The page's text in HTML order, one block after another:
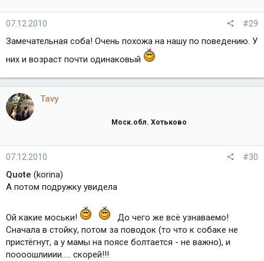
07.12.2010 #29
Замечательная соба! Очень похожа на нашу по поведению. У
них и возраст почти одинаковый
Tavy
Моск.обл. Хотьково
07.12.2010 #30
Quote (korina)
А потом подружку увидела
Ой какие моськи!
До чего же всё узнаваемо!
Сначала в стойку, потом за поводок (то что к собаке не
пристёгнут, а у мамы на поясе болтается - не важно), и
поооошлииии..... скорей!!!